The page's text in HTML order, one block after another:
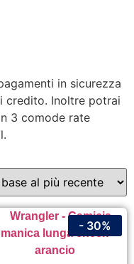
in sicurezza
credito. Inoltre potrai
3 comode rate
- 30%